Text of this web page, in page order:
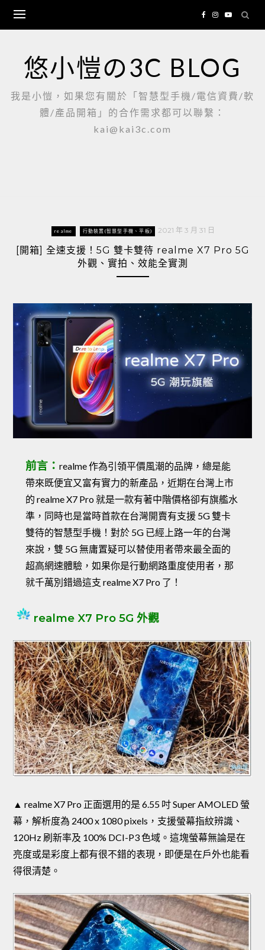
content
悠小愷の3C BLOG
我是小愷，如果您有關於「智慧型手機/電信資費/軟
體/產品開箱」的合作需求都可以聯繫：
kai@kai3c.com
realme 行動裝置(智慧型手機、平板) 2021 年 3 月 31 日
[開箱] 全速支援！5G 雙卡雙待 realme X7 Pro 5G
外觀、實拍、效能全實測
前言： realme 作為引領平價風潮的品牌，總是能
帶來既便宜又富有實力的新產品，近期在台灣上市
的 realme X7 Pro 就是一款有著中階價格卻有旗艦水
準，同時也是當時首款在台灣開賣有支援 5G 雙卡
雙待的智慧型手機！對於 5G 已經上路一年的台灣
來說，雙 5G 無庸置疑可以替使用者帶來最全面的
超高網速體驗，如果你是行動網路重度使用者，那
就千萬別錯過這支 realme X7 Pro 了！
realme X7 Pro 5G 外觀
▲ realme X7 Pro 正面選用的是 6.55 吋 Super AMOLED 螢
幕，解析度為 2400 x 1080 pixels，支援螢幕指紋辨識、
120Hz 刷新率及 100% DCI-P3 色域。這塊螢幕無論是在
亮度或是彩度上都有很不錯的表現，即便是在戶外也能看
得很清楚。